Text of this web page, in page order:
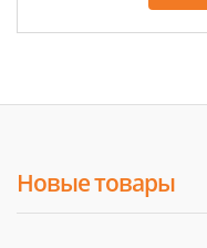
Новые товары